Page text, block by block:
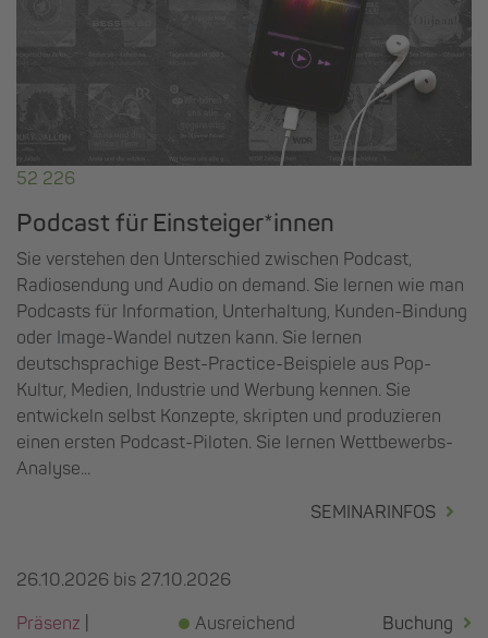
52 226
Podcast für Einsteiger*innen
Sie verstehen den Unterschied zwischen Podcast,
Radiosendung und Audio on demand. Sie lernen wie man
Podcasts für Information, Unterhaltung, Kunden-Bindung
oder Image-Wandel nutzen kann. Sie lernen
deutschsprachige Best-Practice-Beispiele aus Pop-
Kultur, Medien, Industrie und Werbung kennen. Sie
entwickeln selbst Konzepte, skripten und produzieren
einen ersten Podcast-Piloten. Sie lernen Wettbewerbs-
Analyse...
SEMINARINFOS
26.10.2026 bis 27.10.2026
Präsenz
Ausreichend
Buchung